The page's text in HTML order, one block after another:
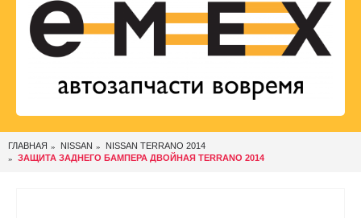
ГЛАВНАЯ NISSAN
NISSAN TERRANO 2014
ЗАЩИТА ЗАДНЕГО БАМПЕРА ДВОЙНАЯ TERRANO 2014